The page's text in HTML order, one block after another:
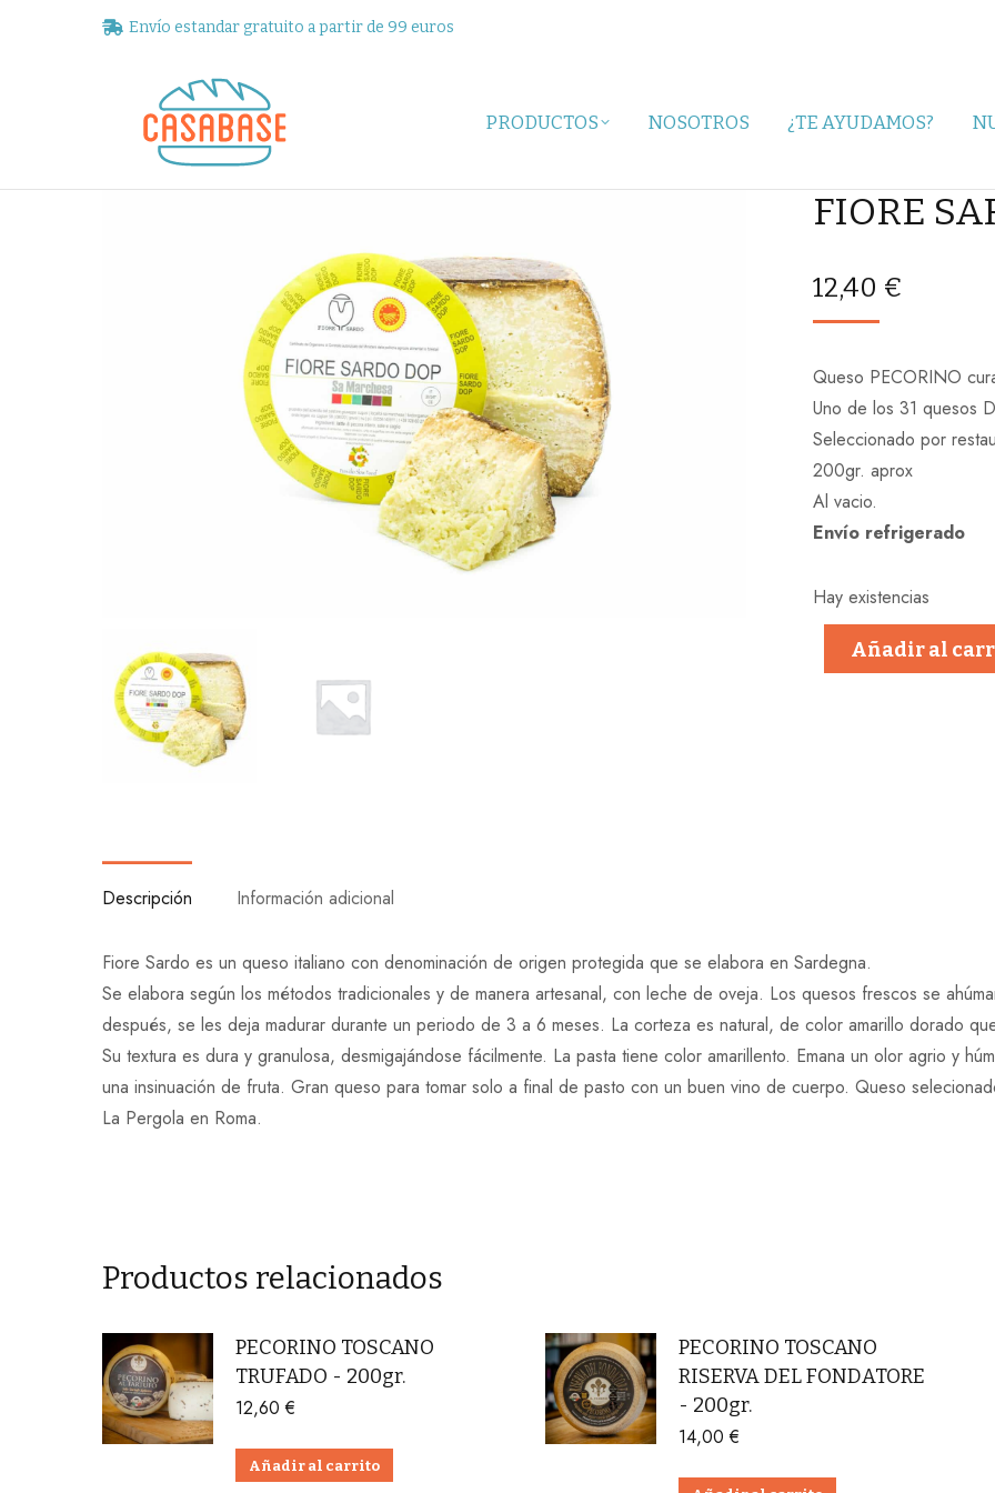
Envío estandar gratuito a partir de 99 euros
PRODUCTOS NOSOTROS ¿TE AYUDAMOS?
FIORE
12,40 €
Queso PECORINO
Uno de los 31 quesos
Seleccionado por
200gr. aprox
Al vacio.
Envío refrigerado
Hay existencias
Añadir al
Descripción Información adicional
Fiore Sardo es un queso italiano con denominación de origen protegida que se elabora en Sardegna.
Se elabora según los métodos tradicionales y de manera artesanal, con leche de oveja. Los quesos frescos se
después, se les deja madurar durante un periodo de 3 a 6 meses. La corteza es natural, de color amarillo dorado
Su textura es dura y granulosa, desmigajándose fácilmente. La pasta tiene color amarillento. Emana un olor agrio y
una insinuación de fruta. Gran queso para tomar solo a final de pasto con un buen vino de cuerpo. Queso
La Pergola en Roma.
Productos relacionados
PECORINO TOSCANO
TRUFADO - 200gr.
12,60€
Añadir al carrito
PECORINO TOSCANO
RISERVA DEL FONDATORE
- 200gr.
14,00€